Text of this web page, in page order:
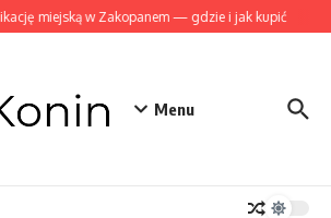
miejską w Zakopanem — gdzie i jak kupić
Menu